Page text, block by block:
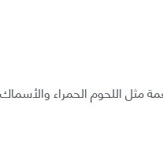
اللحوم الحمراء والأسماك